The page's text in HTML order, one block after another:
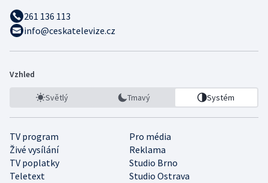
261 136 113
info@ceskatelevize.cz
Vzhled
Světlý Tmavý Systém
TV program
Pro média
Živé vysílání
Reklama
TV poplatky
Studio Brno
Teletext
Studio Ostrava